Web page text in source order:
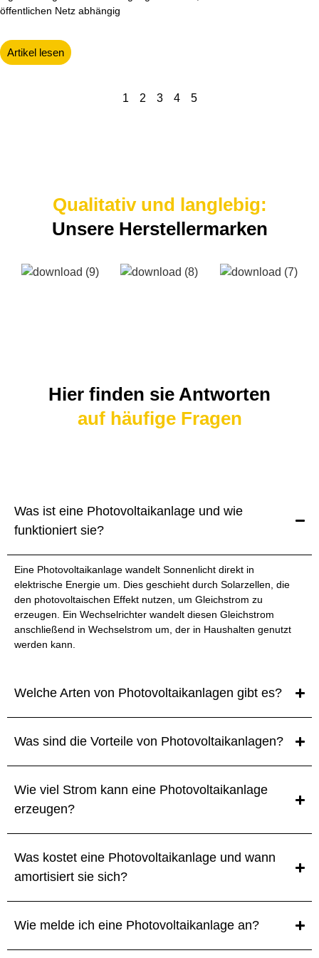
öffentlichen Netz abhängig
Artikel lesen
1 2 3 4 5
Qualitativ und langlebig:
Unsere Herstellermarken
Hier finden sie Antworten
auf häufige Fragen
Was ist eine Photovoltaikanlage und wie
funktioniert sie?
Eine Photovoltaikanlage wandelt Sonnenlicht direkt in
elektrische Energie um. Dies geschieht durch Solarzellen, die
den photovoltaischen Effekt nutzen, um Gleichstrom zu
erzeugen. Ein Wechselrichter wandelt diesen Gleichstrom
anschließend in Wechselstrom um, der in Haushalten genutzt
werden kann.
Welche Arten von Photovoltaikanlagen gibt es?
Was sind die Vorteile von Photovoltaikanlagen?
Wie viel Strom kann eine Photovoltaikanlage
erzeugen?
Was kostet eine Photovoltaikanlage und wann
amortisiert sie sich?
Wie melde ich eine Photovoltaikanlage an?